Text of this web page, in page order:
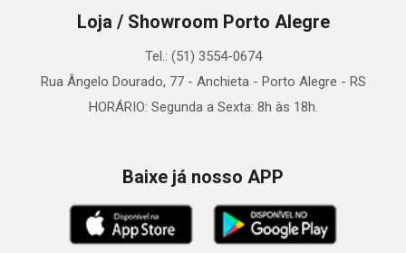
Loja / Showroom Porto Alegre
Tel.: (51) 3554-0674
Rua Ângelo Dourado, 77 - Anchieta - Porto Alegre - RS
HORÁRIO: Segunda a Sexta: 8h às 18h.
Baixe já nosso APP